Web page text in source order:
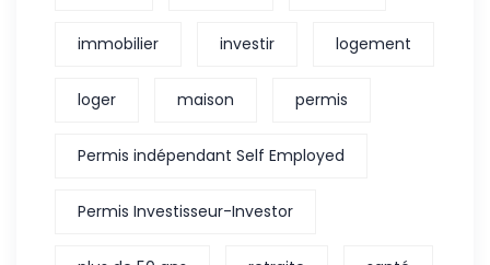
immobilier investir logement
loger maison permis
Permis indépendant Self Employed
Permis Investisseur-Investor